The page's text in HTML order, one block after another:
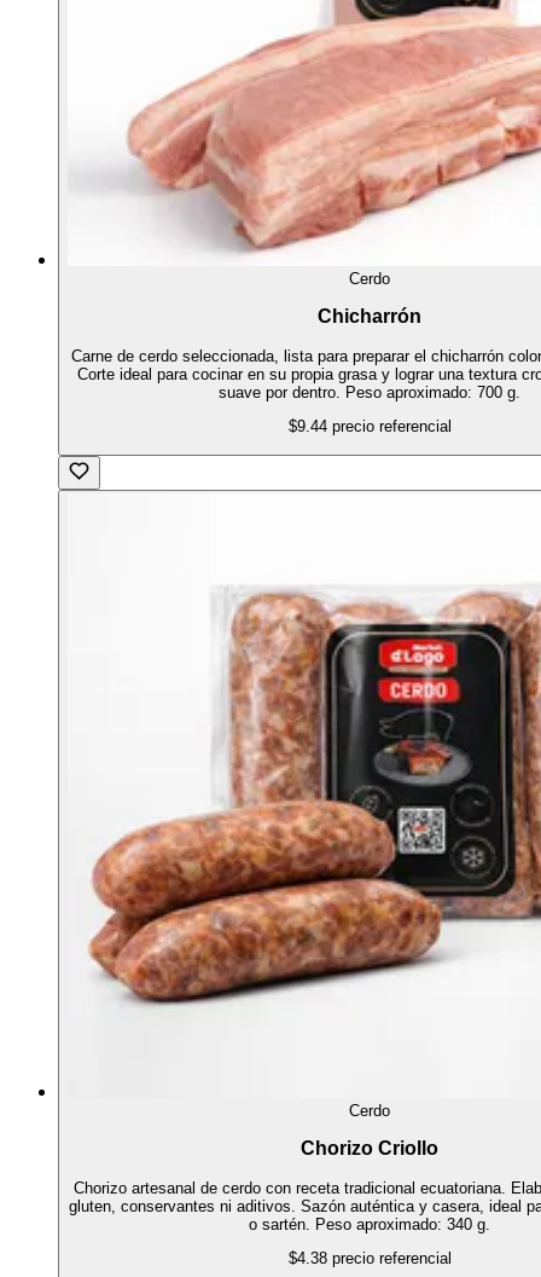
Cerdo
Chicharrón
Carne de cerdo seleccionada, lista para preparar el chicharrón
Corte ideal para cocinar en su propia grasa y lograr una textura
suave por dentro. Peso aproximado: 700 g.
$9.44 precio referencial
Cerdo
Chorizo Criollo
Chorizo artesanal de cerdo con receta tradicional ecuatoriana.
gluten, conservantes ni aditivos. Sazón auténtica y casera, ideal
o sartén. Peso aproximado: 340 g.
$4.38 precio referencial